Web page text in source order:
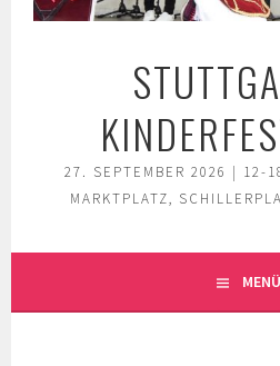
27. SEPTEMBER 2026 | 12-
MARKTPLATZ,
MENÜ